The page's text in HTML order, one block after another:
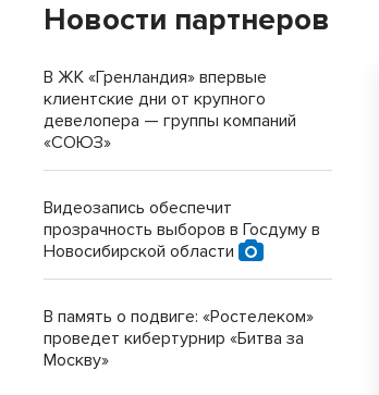
Новости партнеров
В ЖК «Гренландия» впервые
клиентские дни от крупного
девелопера — группы компаний
«СОЮЗ»
Видеозапись обеспечит
прозрачность выборов в Госдуму в
Новосибирской области
В память о подвиге: «Ростелеком»
проведет кибертурнир «Битва за
Москву»